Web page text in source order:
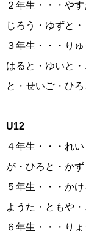
２年生・・・や
じろう・ゆずと
３年生・・・り
はると・ゆいと
と・せいご・ひろ
U12
４年生・・・れ
が・ひろと・か
５年生・・・か
ようた・ともや
６年生・・・り